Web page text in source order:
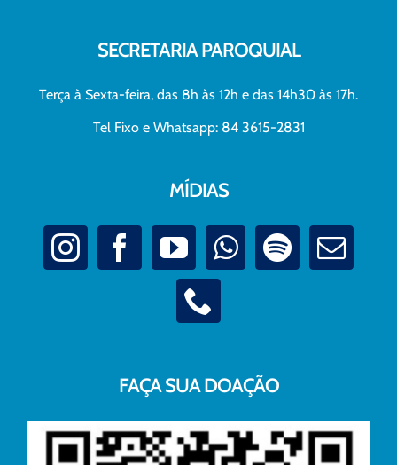
SECRETARIA PAROQUIAL
Terça à Sexta-feira, das 8h às 12h e das 14h30 às 17h.
Tel Fixo e Whatsapp: 84 3615-2831
MÍDIAS
FAÇA SUA DOAÇÃO